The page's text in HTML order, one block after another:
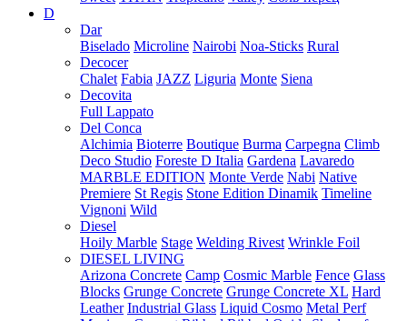
D
Dar
Biselado Microline Nairobi Noa-Sticks Rural
Decocer
Chalet Fabia JAZZ Liguria Monte Siena
Decovita
Full Lappato
Del Conca
Alchimia Bioterre Boutique Burma Carpegna Climb
Deco Studio Foreste D Italia Gardena Lavaredo
MARBLE EDITION Monte Verde Nabi Native
Premiere St Regis Stone Edition Dinamik Timeline
Vignoni Wild
Diesel
Hoily Marble Stage Welding Rivest Wrinkle Foil
DIESEL LIVING
Arizona Concrete Camp Cosmic Marble Fence Glass
Blocks Grunge Concrete Grunge Concrete XL Hard
Leather Industrial Glass Liquid Cosmo Metal Perf